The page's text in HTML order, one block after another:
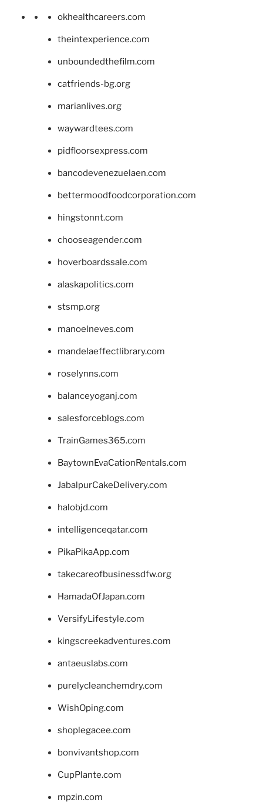
okhealthcareers.com
theintexperience.com
unboundedthefilm.com
catfriends-bg.org
marianlives.org
waywardtees.com
pidfloorsexpress.com
bancodevenezuelaen.com
bettermoodfoodcorporation.com
hingstonnt.com
chooseagender.com
hoverboardssale.com
alaskapolitics.com
stsmp.org
manoelneves.com
mandelaeffectlibrary.com
roselynns.com
balanceyoganj.com
salesforceblogs.com
TrainGames365.com
BaytownEvaCationRentals.com
JabalpurCakeDelivery.com
halobjd.com
intelligenceqatar.com
PikaPikaApp.com
takecareofbusinessdfw.org
HamadaOfJapan.com
VersifyLifestyle.com
kingscreekadventures.com
antaeuslabs.com
purelycleanchemdry.com
WishOping.com
shoplegacee.com
bonvivantshop.com
CupPlante.com
mpzin.com